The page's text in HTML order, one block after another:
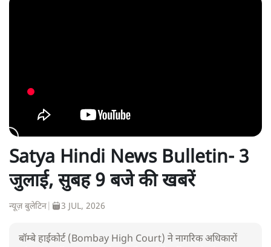
Satya Hindi News Bulletin- 3
जुलाई, सुबह 9 बजे की खबरें
न्यूज़ बुलेटिन 3 JUL, 2026
बॉम्बे हाईकोर्ट (Bombay High Court) ने नागरिक अधिकारों